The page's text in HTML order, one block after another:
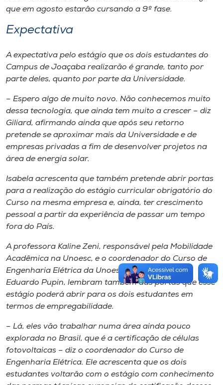
que em agosto estarão cursando a 9º fase.
Expectativa
A expectativa pelo estágio que os dois estudantes do
Campus de Joaçaba realizarão é grande, tanto por
parte deles, quanto por parte da Universidade.
– Espero algo de muito novo. Não conhecemos muito
dessa tecnologia, que ainda tem muito a crescer – diz
Giliard, afirmando ainda que após seu retorno
pretende se aproximar mais da Universidade e de
empresas privadas a fim de desenvolver projetos na
área de energia solar.
Isabela acrescenta que também pretende abrir portas
para a realização do estágio curricular obrigatório do
Curso na mesma empresa e, ainda, ter crescimento
pessoal a partir da experiência de passar um tempo
fora do País.
A professora Kaline Zeni, responsável pela Mobilidade
Acadêmica na Unoesc, e o coordenador do Curso de
Engenharia Elétrica da Unoesc, professor Carlos
Eduardo Pupin, lembram também das portas que esse
estágio poderá abrir para os dois estudantes em
termos de empregabilidade.
– Lá, eles vão trabalhar numa área ainda pouco
explorada no Brasil, que é a certificação de células
fotovoltaicas – diz o coordenador do Curso de
Engenharia Elétrica. Ele acrescenta que os dois
estudantes voltarão com o estágio com conhecimento